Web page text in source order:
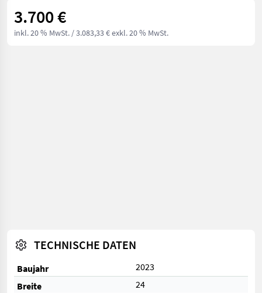
3.700 €
inkl. 20 % MwSt. / 3.083,33 € exkl. 20 % MwSt.
TECHNISCHE DATEN
Baujahr
2023
Breite
24